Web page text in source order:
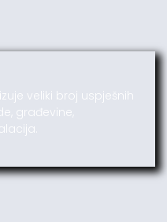
veliki broj uspješnih
građevine,